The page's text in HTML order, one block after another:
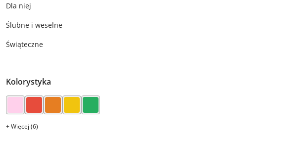
Dla niej
Ślubne i weselne
Świąteczne
Kolorystyka
+ Więcej (6)